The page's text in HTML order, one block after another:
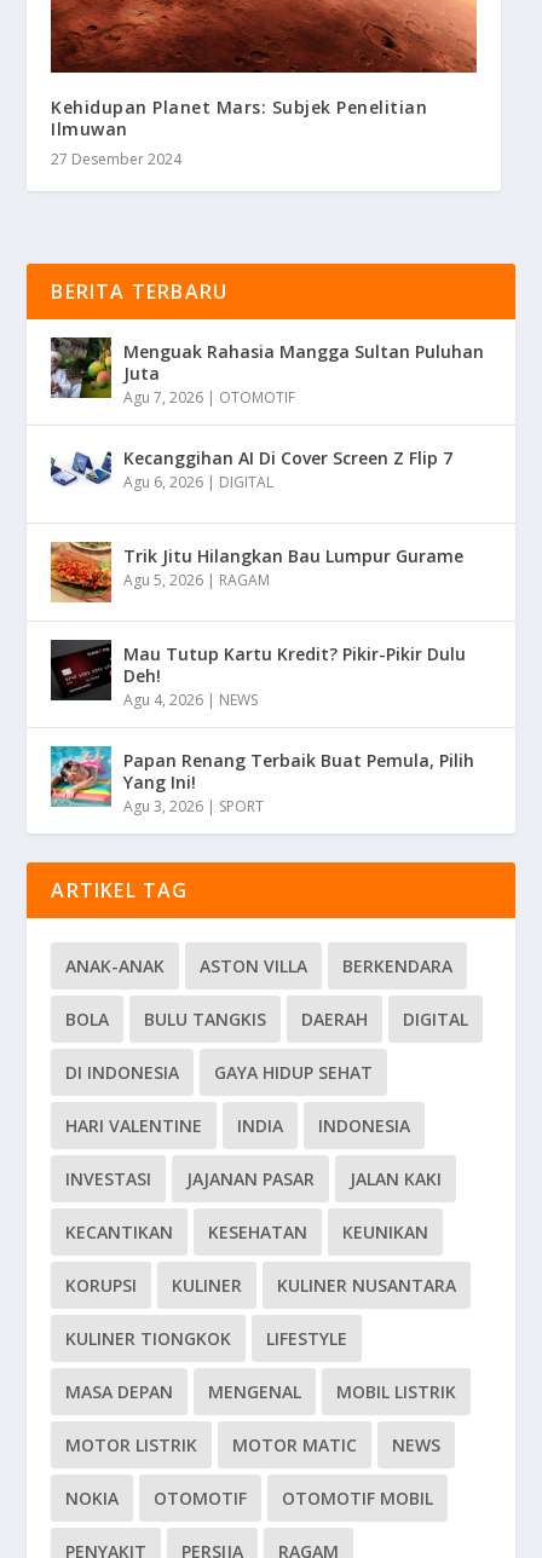
Kehidupan Planet Mars: Subjek Penelitian
Ilmuwan
27 Desember 2024
BERITA TERBARU
Menguak Rahasia Mangga Sultan Puluhan
Juta
Agu 7, 2026 | OTOMOTIF
Kecanggihan AI Di Cover Screen Z Flip 7
Agu 6, 2026 | DIGITAL
Trik Jitu Hilangkan Bau Lumpur Gurame
Agu 5, 2026 | RAGAM
Mau Tutup Kartu Kredit? Pikir-Pikir Dulu
Deh!
Agu 4, 2026 | NEWS
Papan Renang Terbaik Buat Pemula, Pilih
Yang Ini!
Agu 3, 2026 | SPORT
ARTIKEL TAG
ANAK-ANAK ASTON VILLA BERKENDARA
BOLA BULU TANGKIS DAERAH DIGITAL
DI INDONESIA GAYA HIDUP SEHAT
HARI VALENTINE INDIA INDONESIA
INVESTASI JAJANAN PASAR JALAN KAKI
KECANTIKAN KESEHATAN KEUNIKAN
KORUPSI KULINER KULINER NUSANTARA
KULINER TIONGKOK LIFESTYLE
MASA DEPAN MENGENAL MOBIL LISTRIK
MOTOR LISTRIK MOTOR MATIC NEWS
NOKIA OTOMOTIF OTOMOTIF MOBIL
PENYAKIT PERSIJA RAGAM